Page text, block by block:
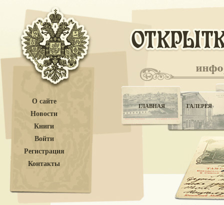
О сайте
Новости
Книги
Войти
Регистрация
Контакты
ГЛАВНАЯ ГАЛЕРЕЯ